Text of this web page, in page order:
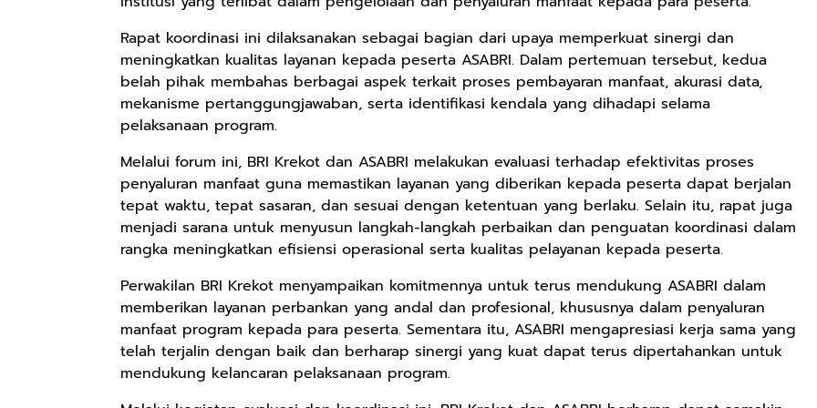
Rapat koordinasi ini dilaksanakan sebagai bagian dari upaya memperkuat sinergi dan
meningkatkan kualitas layanan kepada peserta ASABRI. Dalam pertemuan tersebut, kedua
belah pihak membahas berbagai aspek terkait proses pembayaran manfaat, akurasi data,
mekanisme pertanggungjawaban, serta identifikasi kendala yang dihadapi selama
pelaksanaan program.
Melalui forum ini, BRI Krekot dan ASABRI melakukan evaluasi terhadap efektivitas proses
penyaluran manfaat guna memastikan layanan yang diberikan kepada peserta dapat berjalan
tepat waktu, tepat sasaran, dan sesuai dengan ketentuan yang berlaku. Selain itu, rapat juga
menjadi sarana untuk menyusun langkah-langkah perbaikan dan penguatan koordinasi dalam
rangka meningkatkan efisiensi operasional serta kualitas pelayanan kepada peserta.
Perwakilan BRI Krekot menyampaikan komitmennya untuk terus mendukung ASABRI dalam
memberikan layanan perbankan yang andal dan profesional, khususnya dalam penyaluran
manfaat program kepada para peserta. Sementara itu, ASABRI mengapresiasi kerja sama yang
telah terjalin dengan baik dan berharap sinergi yang kuat dapat terus dipertahankan untuk
mendukung kelancaran pelaksanaan program.
Rp20.000
Hay Poetry
Promo Bundling
Botol Feminim
Care Perawatan
Keputihan
Kewanitaan
Shopee
Rp28.000
Beli 1 Gratis 1
Sleeping Spray
& Pillow Mist
Aromatherapy
Lavender By
ODY.CO 60ml
Shopee
Rp72.000
KAZORA Sepatu
Original
Sneaker
Sekolah
Olahraga Sport
Running Phylon
Shopee
Rp71.500
Jersey Oversize
Boxy PROMISE
88 Vintage
Unisex Pria
Wanita Sport
Rp57.428
25CM Kuromi
CINIMOROL
DAN POCOCO
Boneka Plush
Mainan Hewan
Shopee